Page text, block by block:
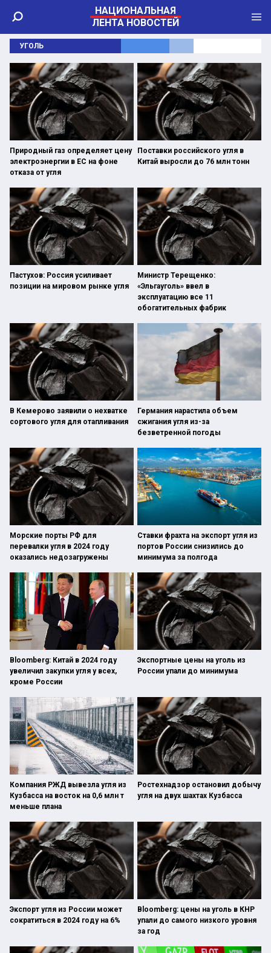
НАЦИОНАЛЬНАЯ
ЛЕНТА НОВОСТЕЙ
УГОЛЬ
Природный газ определяет цену
электроэнергии в ЕС на фоне
отказа от угля
Поставки российского угля в
Китай выросли до 76 млн тонн
Пастухов: Россия усиливает
позиции на мировом рынке угля
Министр Терещенко:
«Эльгауголь» ввел в
эксплуатацию все 11
обогатительных фабрик
В Кемерово заявили о нехватке
сортового угля для отапливания
Германия нарастила объем
сжигания угля из-за
безветренной погоды
Морские порты РФ для
перевалки угля в 2024 году
оказались недозагружены
Ставки фрахта на экспорт угля из
портов России снизились до
минимума за полгода
Bloomberg: Китай в 2024 году
увеличил закупки угля у всех,
кроме России
Экспортные цены на уголь из
России упали до минимума
Компания РЖД вывезла угля из
Кузбасса на восток на 0,6 млн т
меньше плана
Ростехнадзор остановил добычу
угля на двух шахтах Кузбасса
Экспорт угля из России может
сократиться в 2024 году на 6%
Bloomberg: цены на уголь в КНР
упали до самого низкого уровня
за год